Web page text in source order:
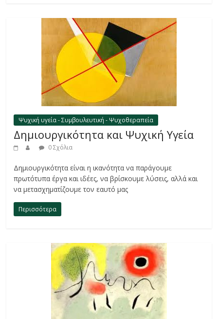
Ψυχική υγεία - Συμβουλευτική - Ψυχοθεραπεία
Δημιουργικότητα και Ψυχική Υγεία
0 Σχόλια
Δημιουργικότητα είναι η ικανότητα να παράγουμε
πρωτότυπα έργα και ιδέες, να βρίσκουμε λύσεις, αλλά και
να μετασχηματίζουμε τον εαυτό μας
Περισσότερα